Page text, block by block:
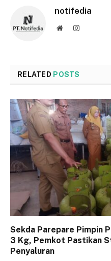
notifedia
WebsiteInstagram
RELATED POSTS
Sekda Parepare Pimpin
3 Kg, Pemkot Pastikan
Penyaluran